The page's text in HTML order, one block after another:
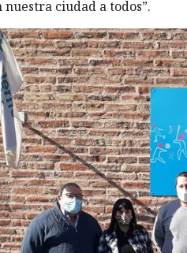
ciudad a todos”.